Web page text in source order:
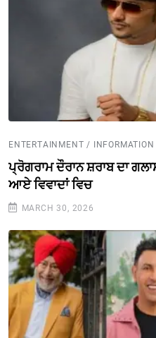
ENTERTAINMENT / INFORMATION
ਪ੍ਰੋਗਰਾਮ ਦੌਰਾਨ ਸ਼ਰਾਬ ਦਾ
ਆਏ ਵਿਵਾਦਾਂ ਵਿਚ
MARCH 30, 2026